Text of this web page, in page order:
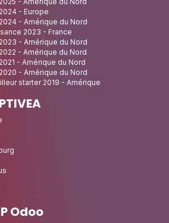
- Europe
- Amérique du Nord
2023 - France
- Amérique du Nord
- Amérique du Nord
- Amérique du Nord
- Amérique du Nord
starter 2019 - Amérique
Odoo